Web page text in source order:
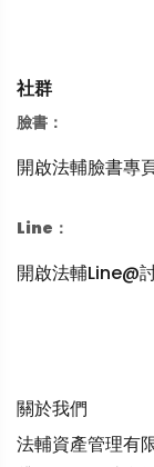
社群
臉書：
開啟法輔臉書專
Line：
開啟法輔Line@
關於我們
法輔資產管理有